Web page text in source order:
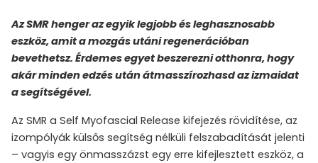
Az SMR henger az egyik legjobb és leghasznosabb
eszköz, amit a mozgás utáni regenerációban
bevethetsz. Érdemes egyet beszerezni otthonra, hogy
akár minden edzés után átmasszírozhasd az izmaidat
a segítségével.
Az SMR a Self Myofascial Release kifejezés rövidítése, az
izompólyák külsős segítség nélküli felszabadítását jelenti
– vagyis egy önmasszázst egy erre kifejlesztett eszköz, a